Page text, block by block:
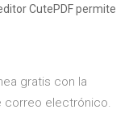
CutePDF permite
gratis con la
correo electrónico.